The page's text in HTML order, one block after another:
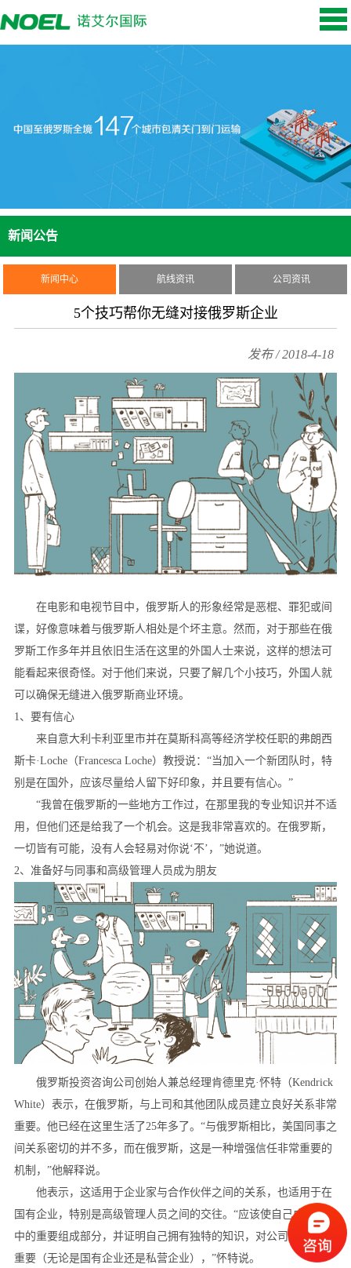
新闻公告
新闻中心 航线资讯 公司资讯
5个技巧帮你无缝对接俄罗斯企业
发布 / 2018-4-18
在电影和电视节目中，俄罗斯人的形象经常是恶棍、罪犯或间
谍，好像意味着与俄罗斯人相处是个坏主意。然而，对于那些在俄
罗斯工作多年并且依旧生活在这里的外国人士来说，这样的想法可
能看起来很奇怪。对于他们来说，只要了解几个小技巧，外国人就
可以确保无缝进入俄罗斯商业环境。
1、要有信心
来自意大利卡利亚里市并在莫斯科高等经济学校任职的弗朗西
斯卡·Loche（Francesca Loche）教授说：“当加入一个新团队时，特
别是在国外，应该尽量给人留下好印象，并且要有信心。”
“我曾在俄罗斯的一些地方工作过，在那里我的专业知识并不适
用，但他们还是给我了一个机会。这是我非常喜欢的。在俄罗斯，
一切皆有可能，没有人会轻易对你说‘不’，”她说道。
2、准备好与同事和高级管理人员成为朋友
俄罗斯投资咨询公司创始人兼总经理肯德里克·怀特（Kendrick
White）表示，在俄罗斯，与上司和其他团队成员建立良好关系非常
重要。他已经在这里生活了25年多了。“与俄罗斯相比，美国同事之
间关系密切的并不多，而在俄罗斯，这是一种增强信任非常重要的
机制，”他解释说。
他表示，这适用于企业家与合作伙伴之间的关系，也适用于在
国有企业，特别是高级管理人员之间的交往。“应该使自己成为团队
中的重要组成部分，并证明自己拥有独特的知识，对公司来说至关
重要（无论是国有企业还是私营企业），”怀特说。